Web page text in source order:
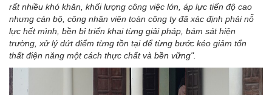
rất nhiều khó khăn, khối lượng công việc lớn, áp lực tiến độ cao
nhưng cán bộ, công nhân viên toàn công ty đã xác định phải nỗ
lực hết mình, bền bỉ triển khai từng giải pháp, bám sát hiện
trường, xử lý dứt điểm từng tồn tại để từng bước kéo giảm tổn
thất điện năng một cách thực chất và bền vững".